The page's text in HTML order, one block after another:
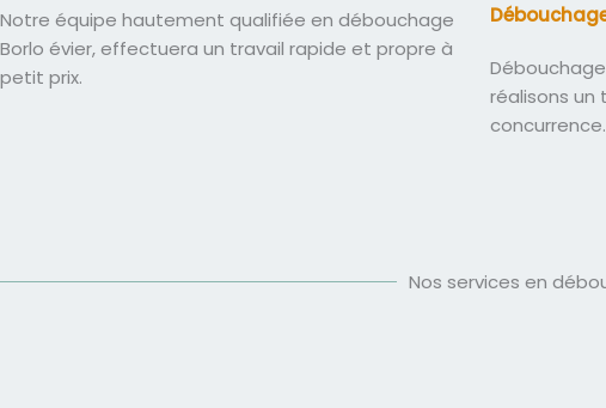
Notre équipe hautement qualifiée en débouchage
Borlo évier, effectuera un travail rapide et propre à
petit prix.
réalisons
concurrence.
Nos services en